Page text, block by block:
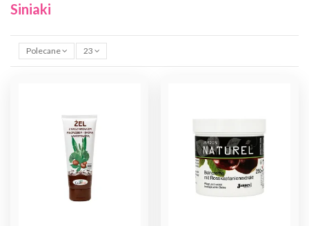
Siniaki
Polecane 23